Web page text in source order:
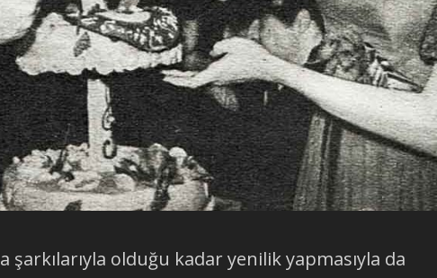
şarkılarıyla olduğu kadar yenilik yapmasıyla da